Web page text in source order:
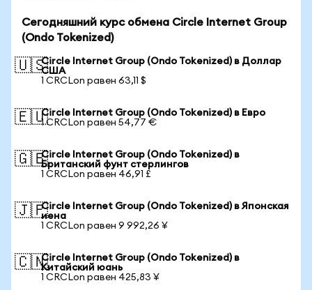
Сегодняшний курс обмена Circle Internet Group
(Ondo Tokenized)
🇺🇸Circle Internet Group (Ondo Tokenized) в Доллар
США
1 CRCLon равен 63,11 $
🇪🇺Circle Internet Group (Ondo Tokenized) в Евро
1 CRCLon равен 54,77 €
🇬🇧Circle Internet Group (Ondo Tokenized) в
Британский фунт стерлингов
1 CRCLon равен 46,91 £
🇯🇵Circle Internet Group (Ondo Tokenized) в Японская
иена
1 CRCLon равен 9 992,26 ¥
🇨🇳Circle Internet Group (Ondo Tokenized) в
Китайский юань
1 CRCLon равен 425,83 ¥